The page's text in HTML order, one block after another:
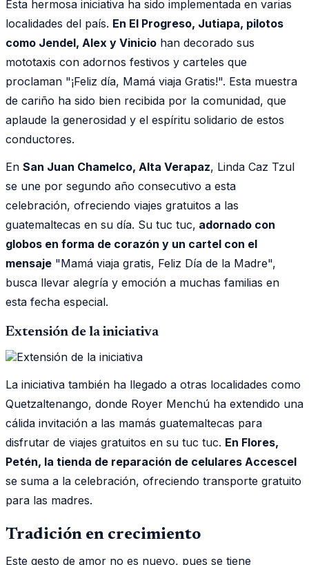
Esta hermosa iniciativa ha sido implementada en varias
localidades del país. En El Progreso, Jutiapa, pilotos
como Jendel, Alex y Vinicio han decorado sus
mototaxis con adornos festivos y carteles que
proclaman "¡Feliz día, Mamá viaja Gratis!". Esta muestra
de cariño ha sido bien recibida por la comunidad, que
aplaude la generosidad y el espíritu solidario de estos
conductores.
En San Juan Chamelco, Alta Verapaz, Linda Caz Tzul
se une por segundo año consecutivo a esta
celebración, ofreciendo viajes gratuitos a las
guatemaltecas en su día. Su tuc tuc, adornado con
globos en forma de corazón y un cartel con el
mensaje "Mamá viaja gratis, Feliz Día de la Madre",
busca llevar alegría y emoción a muchas familias en
esta fecha especial.
Extensión de la iniciativa
La iniciativa también ha llegado a otras localidades como
Quetzaltenango, donde Royer Menchú ha extendido una
cálida invitación a las mamás guatemaltecas para
disfrutar de viajes gratuitos en su tuc tuc. En Flores,
Petén, la tienda de reparación de celulares Accescel
se suma a la celebración, ofreciendo transporte gratuito
para las madres.
Tradición en crecimiento
Este gesto de amor no es nuevo, pues se tiene